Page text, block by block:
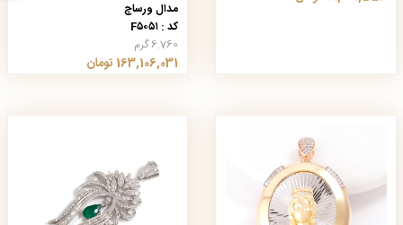
مدال ورساچ
کد : F۵۰۵۱
6.760 گرم
163,106,031 تومان